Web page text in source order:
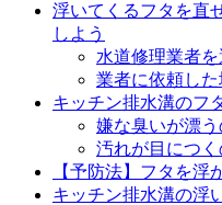
浮いてくるフタを直
しよう
水道修理業者
業者に依頼し
キッチン排水溝のフ
嫌な臭いが漂
汚れが目につ
【予防法】フタを浮
キッチン排水溝の浮